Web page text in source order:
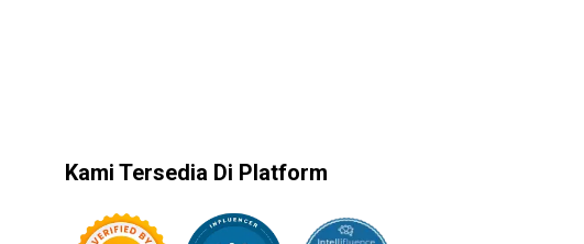
Kami Tersedia Di Platform